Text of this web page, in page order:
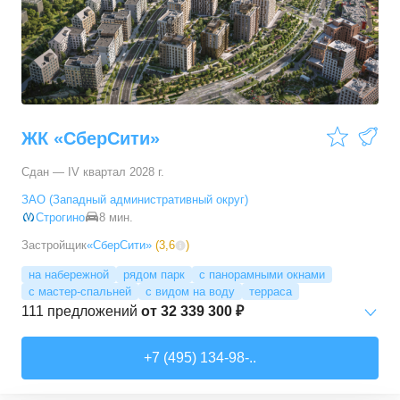
3-комн. кв. от17 498 090 ₽
76,45–81,28м² 11 предложений
4-комн. кв. от24 367 690 ₽
ЖК «СберСити»
Сдан — IV квартал 2028 г.
ЗАО (Западный административный округ)
Строгино
8 мин.
Застройщик«СберСити» (3,6 )
на набережной рядом парк
с панорамными окнами
с мастер-спальней
с видом на воду терраса
111 предложений от 32 339 300 ₽
+7 (495) 134-98-..